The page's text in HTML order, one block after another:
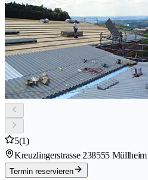
5(1)
Kreuzlingerstrasse 238555
Termin reservieren